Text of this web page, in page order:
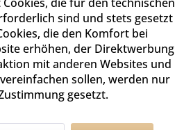
sind und stets gesetzt
die den Komfort bei
erhöhen, der Direktwerbung
mit anderen Websites und
sollen, werden nur
gesetzt.